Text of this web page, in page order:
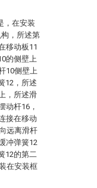
，在安装
，所述第
移动板11
的侧壁上
10侧壁上
12，所述
，所述滑
动杆16，
接在移动
远离滑杆
冲弹簧12
12的第二
在安装框